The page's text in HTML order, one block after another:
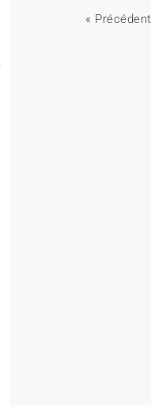
« Précédent